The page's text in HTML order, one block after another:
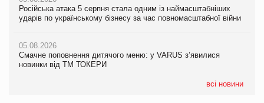
Російська атака 5 серпня стала одним із наймасштабніших
ударів по українському бізнесу за час повномасштабної війни
05.08.2026
Смачне поповнення дитячого меню: у VARUS з’явилися
новинки від ТМ ТОКЕРИ
всі новини
Сергій Лісунов про заморожені хлібобулочні вироби на
PrivateLabel&FMCG Master 2026
04.08.2026
Через атаку РФ у Дніпрі пошкоджено склад шоколаду
Millennium